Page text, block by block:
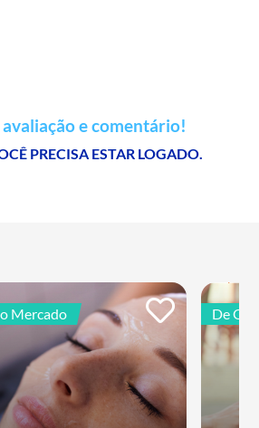
avaliação e comentário!
PRECISA ESTAR LOGADO.
Mercado De